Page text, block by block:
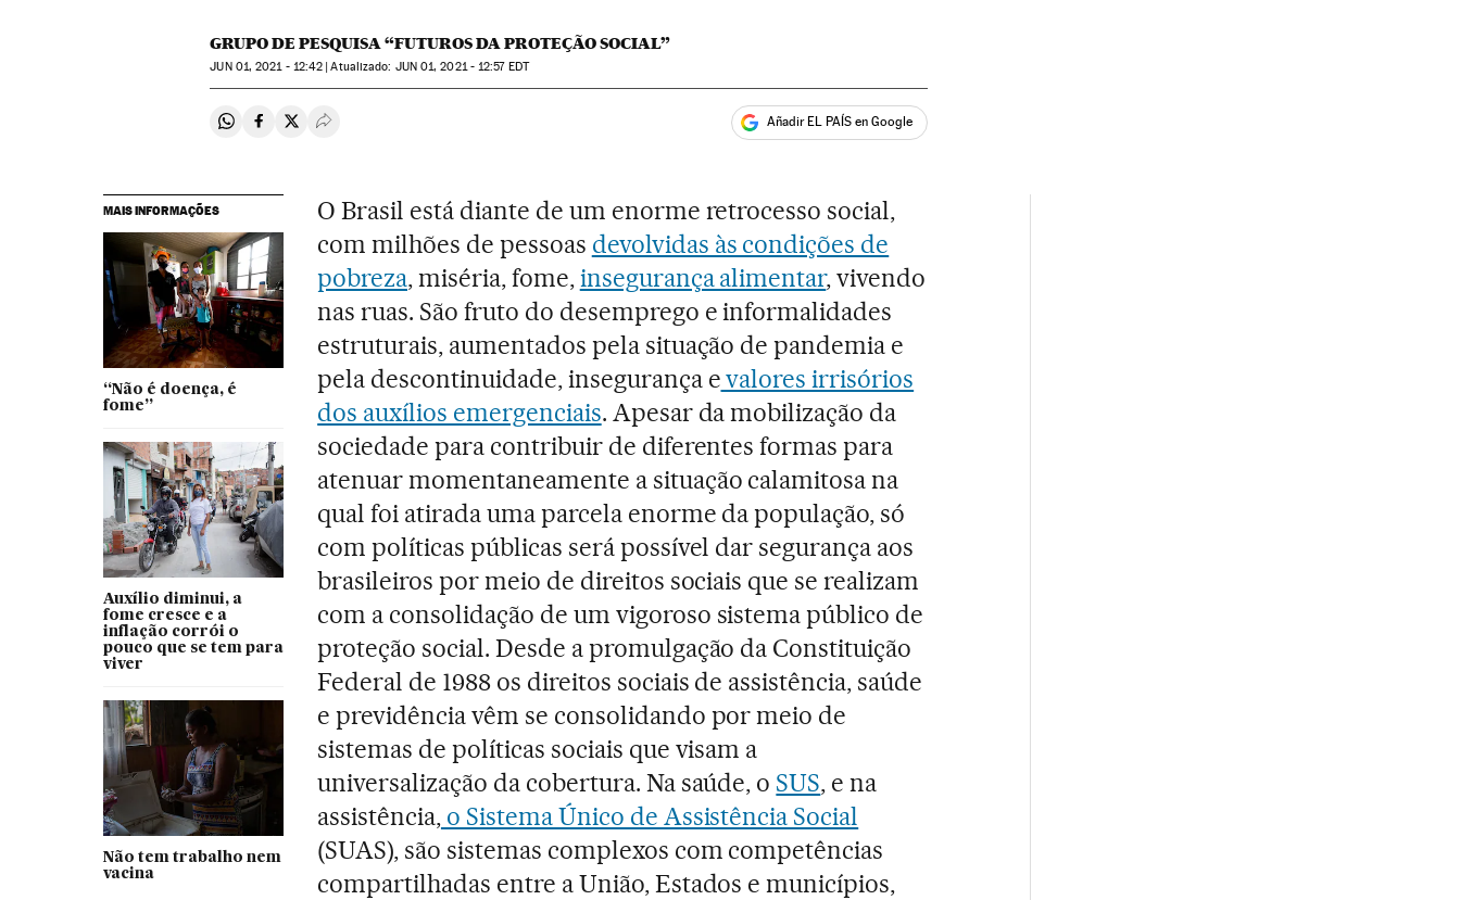
GRUPO DE PESQUISA “FUTUROS DA PROTEÇÃO SOCIAL”
JUN01, 2021 - 12:42 atualizado: JUN01, 2021 - 12:57EDT
Compartir en Whatsapp
Compartir en Facebook
Compartir en Twitter
Desplegar Redes Sociales Añadir EL PAÍS en Google
MAIS INFORMAÇÕES
“Não é doença, é
fome”
Auxílio diminui, a
fome cresce e a
inflação corrói o
pouco que se tem para
viver
Não tem trabalho nem
vacina
O Brasil está diante de um enorme retrocesso social,
com milhões de pessoas devolvidas às condições de
pobreza, miséria, fome,insegurança alimentar, vivendo
nas ruas. São fruto do desemprego e informalidades
estruturais, aumentados pela situação de pandemia e
pela descontinuidade, insegurança evalores irrisórios
dos auxílios emergenciais. Apesar da mobilização da
sociedade para contribuir de diferentes formas para
atenuar momentaneamente a situação calamitosa na
qual foi atirada uma parcela enorme da população, só
com políticas públicas será possível dar segurança aos
brasileiros por meio de direitos sociais que se realizam
com a consolidação de um vigoroso sistema público de
proteção social. Desde a promulgação da Constituição
Federal de 1988 os direitos sociais de assistência, saúde
e previdência vêm se consolidando por meio de
sistemas de políticas sociais que visam a
universalização da cobertura. Na saúde, o SUS, e na
assistência,o Sistema Único de Assistência Social
(SUAS), são sistemas complexos com competências
compartilhadas entre a União, Estados e municípios,